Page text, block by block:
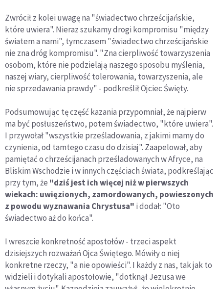
Zwrócił z kolei uwagę na "świadectwo chrześcijańskie,
które uwiera". Nieraz szukamy drogi kompromisu "między
światem a nami", tymczasem "świadectwo chrześcijańskie
nie zna dróg kompromisu". "Zna cierpliwość towarzyszenia
osobom, które nie podzielają naszego sposobu myślenia,
naszej wiary, cierpliwość tolerowania, towarzyszenia, ale
nie sprzedawania prawdy" - podkreślił Ojciec Święty.
Podsumowując tę część kazania przypomniał, że najpierw
ma być posłuszeństwo, potem świadectwo, "które uwiera".
I przywołał "wszystkie prześladowania, z jakimi mamy do
czynienia, od tamtego czasu do dzisiaj". Zaapelował, aby
pamiętać o chrześcijanach prześladowanych w Afryce, na
Bliskim Wschodzie i w innych częściach świata, podkreślając
przy tym, że "dziś jest ich więcej niż w pierwszych
wiekach: uwięzionych, zamordowanych, powieszonych
z powodu wyznawania Chrystusa" i dodał: "Oto
świadectwo aż do końca".
I wreszcie konkretność apostołów - trzeci aspekt
dzisiejszych rozważań Ojca Świętego. Mówiły o niej
konkretne rzeczy, "a nie opowieści". I każdy z nas, tak jak to
widzieli i dotykali apostołowie, "dotknął Jezusa we